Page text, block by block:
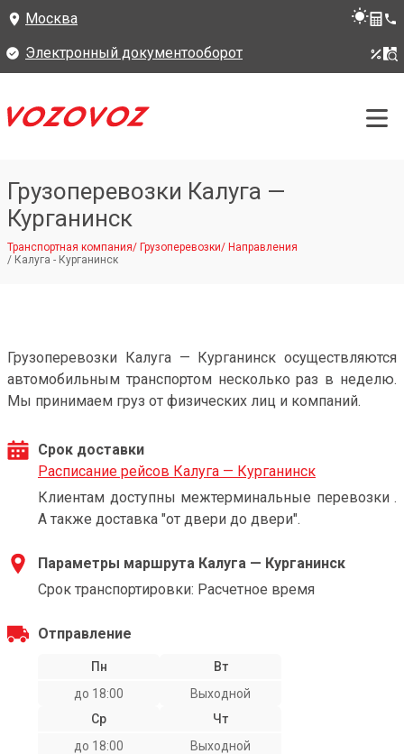
Москва
Электронный документооборот
Грузоперевозки Калуга —
Курганинск
Транспортная компания/ Грузоперевозки/ Направления
/ Калуга - Курганинск
Грузоперевозки Калуга — Курганинск осуществляются
автомобильным транспортом несколько раз в неделю.
Мы принимаем груз от физических лиц и компаний.
Срок доставки
Расписание рейсов Калуга — Курганинск
Клиентам доступны межтерминальные перевозки .
А также доставка "от двери до двери".
Параметры маршрута Калуга — Курганинск
Срок транспортировки: Расчетное время
Отправление
Пн
до 18:00
Вт
Выходной
Ср
до 18:00
Чт
Выходной